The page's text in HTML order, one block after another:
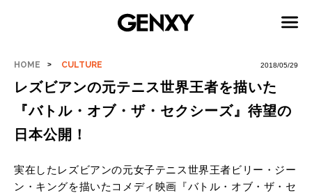
HOME CULTURE 2018/05/29
レズビアンの元テニス世界王者を描いた
『バトル・オブ・ザ・セクシーズ』待望の
日本公開！
実在したレズビアンの元女子テニス世界王者ビリー・ジー
ン・キングを描いたコメディ映画『バトル・オブ・ザ・セ